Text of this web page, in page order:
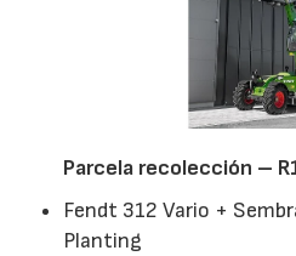
Parcela recolección –
Fendt 312 Vario +
Planting